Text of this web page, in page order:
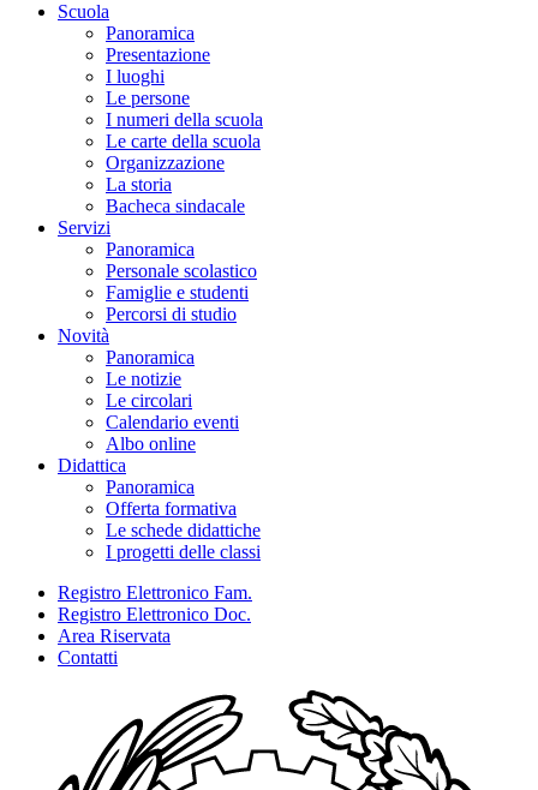
Scuola
Panoramica
Presentazione
I luoghi
Le persone
I numeri della scuola
Le carte della scuola
Organizzazione
La storia
Bacheca sindacale
Servizi
Panoramica
Personale scolastico
Famiglie e studenti
Percorsi di studio
Novità
Panoramica
Le notizie
Le circolari
Calendario eventi
Albo online
Didattica
Panoramica
Offerta formativa
Le schede didattiche
I progetti delle classi
Registro Elettronico Fam.
Registro Elettronico Doc.
Area Riservata
Contatti